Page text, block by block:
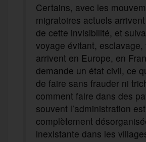
Certains, avec les
migratoires actuels arrivent
de cette invisibilité, et
voyage évitant,
arrivent en Europe, en
demande un état civil, ce
de faire sans frauder ni
comment faire dans des
souvent l’administration est
complètement
inexistante dans les